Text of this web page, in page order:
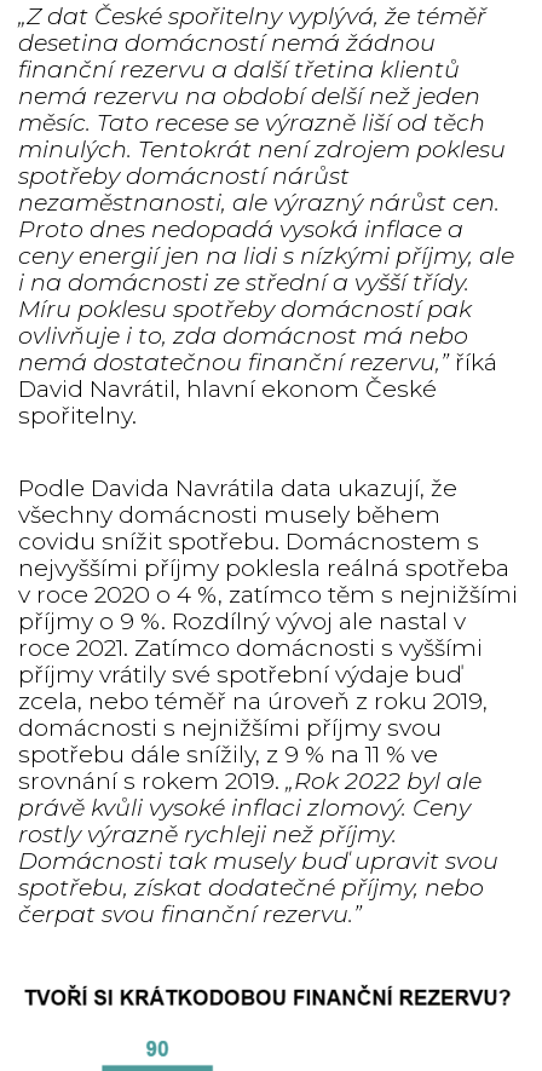
„Z dat České spořitelny vyplývá, že téměř
desetina domácností nemá žádnou
finanční rezervu a další třetina klientů
nemá rezervu na období delší než jeden
měsíc. Tato recese se výrazně liší od těch
minulých. Tentokrát není zdrojem poklesu
spotřeby domácností nárůst
nezaměstnanosti, ale výrazný nárůst cen.
Proto dnes nedopadá vysoká inflace a
ceny energií jen na lidi s nízkými příjmy, ale
i na domácnosti ze střední a vyšší třídy.
Míru poklesu spotřeby domácností pak
ovlivňuje i to, zda domácnost má nebo
nemá dostatečnou finanční rezervu,” říká
David Navrátil, hlavní ekonom České
spořitelny.
Podle Davida Navrátila data ukazují, že
všechny domácnosti musely během
covidu snížit spotřebu. Domácnostem s
nejvyššími příjmy poklesla reálná spotřeba
v roce 2020 o 4 %, zatímco těm s nejnižšími
příjmy o 9 %. Rozdílný vývoj ale nastal v
roce 2021. Zatímco domácnosti s vyššími
příjmy vrátily své spotřební výdaje buď
zcela, nebo téměř na úroveň z roku 2019,
domácnosti s nejnižšími příjmy svou
spotřebu dále snížily, z 9 % na 11 % ve
srovnání s rokem 2019. „Rok 2022 byl ale
právě kvůli vysoké inflaci zlomový. Ceny
rostly výrazně rychleji než příjmy.
Domácnosti tak musely buď upravit svou
spotřebu, získat dodatečné příjmy, nebo
čerpat svou finanční rezervu.”